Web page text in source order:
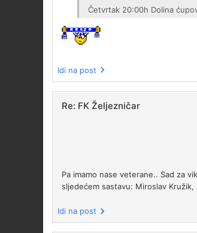
Četvrtak 20:00h Dolina
Idi na post
Re: FK Željezničar
Pa imamo nase veterane.. Sad za
sljedećem sastavu: Miroslav
Idi na post